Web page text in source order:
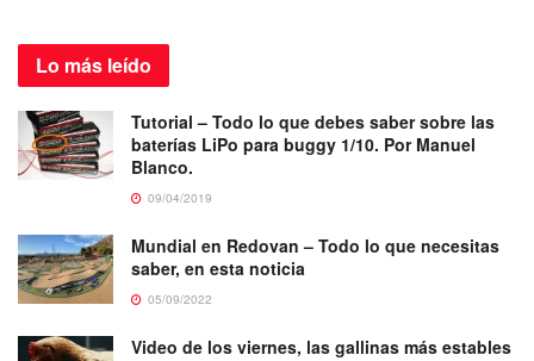
Lo más leído
Tutorial – Todo lo que debes saber sobre las
baterías LiPo para buggy 1/10. Por Manuel
Blanco.
09/04/2019
Mundial en Redovan – Todo lo que necesitas
saber, en esta noticia
05/09/2022
Video de los viernes, las gallinas más estables